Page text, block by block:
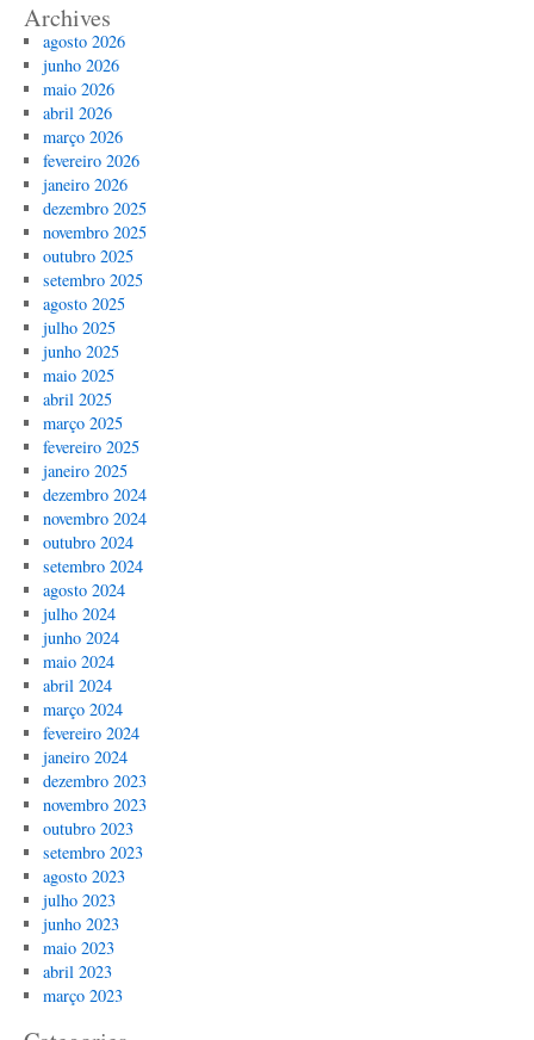
Archives
agosto 2026
junho 2026
maio 2026
abril 2026
março 2026
fevereiro 2026
janeiro 2026
dezembro 2025
novembro 2025
outubro 2025
setembro 2025
agosto 2025
julho 2025
junho 2025
maio 2025
abril 2025
março 2025
fevereiro 2025
janeiro 2025
dezembro 2024
novembro 2024
outubro 2024
setembro 2024
agosto 2024
julho 2024
junho 2024
maio 2024
abril 2024
março 2024
fevereiro 2024
janeiro 2024
dezembro 2023
novembro 2023
outubro 2023
setembro 2023
agosto 2023
julho 2023
junho 2023
maio 2023
abril 2023
março 2023